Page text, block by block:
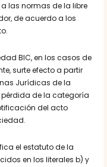
las normas de la libre
de acuerdo a los
BIC, en los casos de
surte efecto a partir
Jurídicas de la
pérdida de la categoría
del acto
el estatuto de la
en los literales b) y